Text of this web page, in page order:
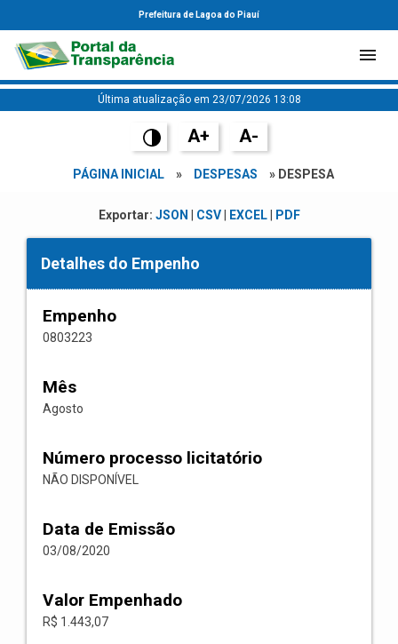
Prefeitura de Lagoa do Piauí
Última atualização em 23/07/2026 13:08
A+ A-
PÁGINA INICIAL » DESPESAS » DESPESA
Exportar: JSON CSV| EXCEL| PDF
Detalhes do Empenho
Empenho
0803223
Mês
Agosto
Número processo licitatório
NÃO DISPONÍVEL
Data de Emissão
03/08/2020
Valor Empenhado
R$ 1.443,07